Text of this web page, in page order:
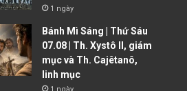
1 ngày
Bánh Mì Sáng | Thứ Sáu
07.08 | Th. Xystô II, giám
mục và Th. Cajêtanô,
linh mục